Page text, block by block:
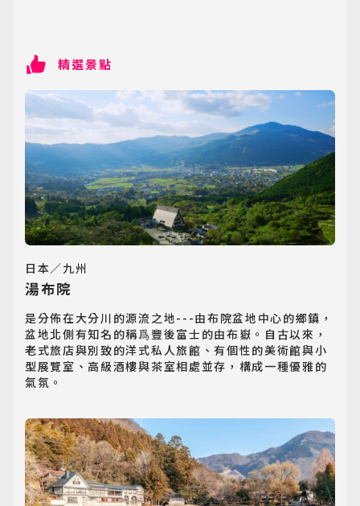
精選景點
日本／九州
湯布院
是分佈在大分川的源流之地---由布院盆地中心的鄉鎮，
盆地北側有知名的稱爲豐後富士的由布嶽。自古以來，
老式旅店與別致的洋式私人旅館、有個性的美術館與小
型展覽室、高級酒樓與茶室相處並存，構成一種優雅的
氣氛。